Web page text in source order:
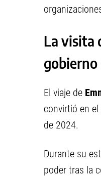
La visita
El viaje de
convirtió en
de 2024.
Durante su
poder tras la